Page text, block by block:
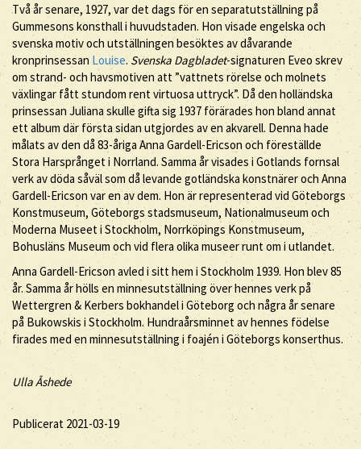
Två år senare, 1927, var det dags för en separatutställning på
Gummesons konsthall i huvudstaden. Hon visade engelska och
svenska motiv och utställningen besöktes av dåvarande
kronprinsessan Louise.Svenska Dagbladet-signaturen Eveo skrev
om strand- och havsmotiven att ”vattnets rörelse och molnets
växlingar fått stundom rent virtuosa uttryck”. Då den holländska
prinsessan Juliana skulle gifta sig 1937 förärades hon bland annat
ett album där första sidan utgjordes av en akvarell. Denna hade
målats av den då 83-åriga Anna Gardell-Ericson och föreställde
Stora Harsprånget i Norrland. Samma år visades i Gotlands fornsal
verk av döda såväl som då levande gotländska konstnärer och Anna
Gardell-Ericson var en av dem. Hon är representerad vid Göteborgs
Konstmuseum, Göteborgs stadsmuseum, Nationalmuseum och
Moderna Museet i Stockholm, Norrköpings Konstmuseum,
Bohusläns Museum och vid flera olika museer runt om i utlandet.
Anna Gardell-Ericson avled i sitt hem i Stockholm 1939. Hon blev 85
år. Samma år hölls en minnesutställning över hennes verk på
Wettergren & Kerbers bokhandel i Göteborg och några år senare
på Bukowskis i Stockholm. Hundraårsminnet av hennes födelse
firades med en minnesutställning i foajén i Göteborgs konserthus.
Ulla Åshede
Publicerat 2021-03-19